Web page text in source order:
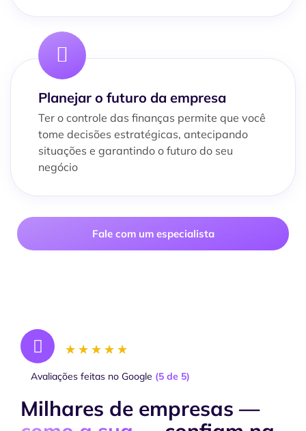
Planejar o futuro da empresa
Ter o controle das finanças permite que você
tome decisões estratégicas, antecipando
situações e garantindo o futuro do seu
negócio
Fale com um especialista
★ ★ ★ ★ ★
Avaliações feitas no Google (5 de 5)
Milhares de empresas —